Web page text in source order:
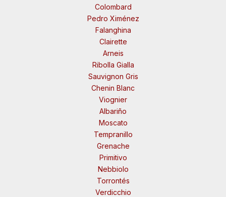
Colombard
Pedro Ximénez
Falanghina
Clairette
Arneis
Ribolla Gialla
Sauvignon Gris
Chenin Blanc
Viognier
Albariño
Moscato
Tempranillo
Grenache
Primitivo
Nebbiolo
Torrontés
Verdicchio